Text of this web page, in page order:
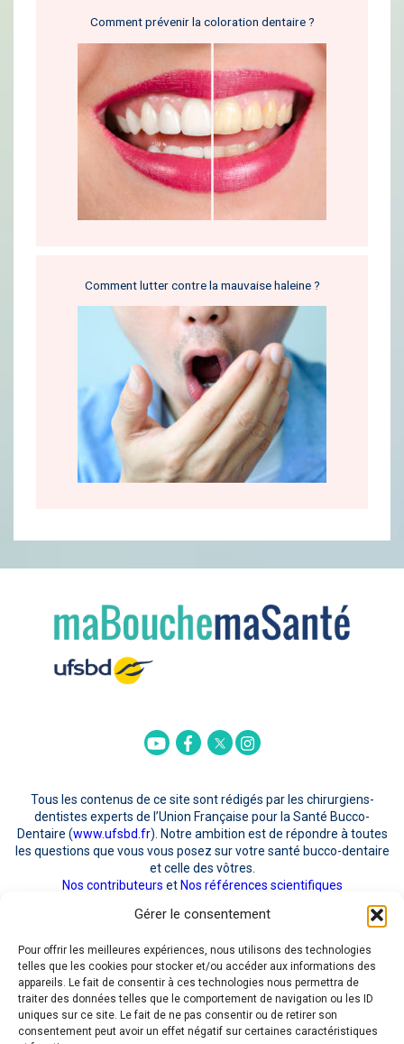
Gérer le consentement
Pour offrir les meilleures expériences, nous utilisons des technologies
telles que les cookies pour stocker et/ou accéder aux informations des
appareils. Le fait de consentir à ces technologies nous permettra de
traiter des données telles que le comportement de navigation ou les ID
uniques sur ce site. Le fait de ne pas consentir ou de retirer son
consentement peut avoir un effet négatif sur certaines caractéristiques
Comment prévenir la coloration dentaire ?
Comment lutter contre la mauvaise haleine ?
YoutubeFacebookTwitterInstagram
Tous les contenus de ce site sont rédigés par les chirurgiens-
dentistes experts de l’Union Française pour la Santé Bucco-
Dentaire (www.ufsbd.fr). Notre ambition est de répondre à toutes
les questions que vous vous posez sur votre santé bucco-dentaire
et celle des vôtres.
Nos contributeurs etNos références scientifiques
POUR NOUS CONTACTER
J'ai pris connaissance de la Politique RGPDquant au recueil et au traitement de